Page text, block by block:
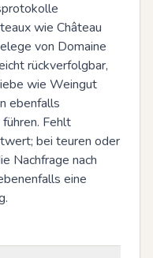
wie Château
von Domaine
rückverfolgbar,
wie Weingut
ebenfalls
Fehlt
bei teuren oder
Nachfrage nach
eine